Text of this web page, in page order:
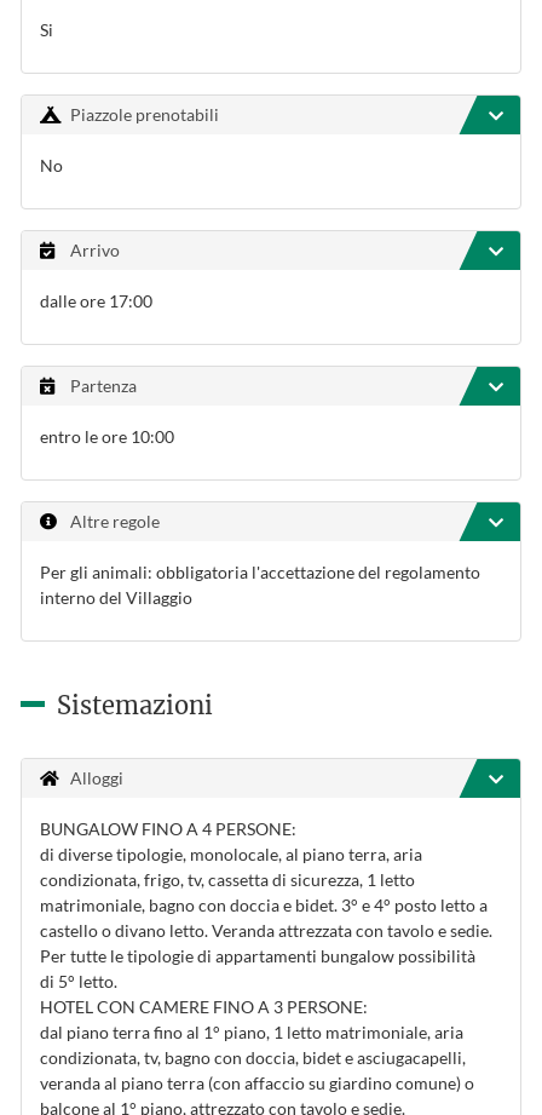
Si
Piazzole prenotabili
No
Arrivo
dalle ore 17:00
Partenza
entro le ore 10:00
Altre regole
Per gli animali: obbligatoria l'accettazione del regolamento
interno del Villaggio
Sistemazioni
Alloggi
BUNGALOW FINO A 4 PERSONE:
di diverse tipologie, monolocale, al piano terra, aria
condizionata, frigo, tv, cassetta di sicurezza, 1 letto
matrimoniale, bagno con doccia e bidet. 3° e 4° posto letto a
castello o divano letto. Veranda attrezzata con tavolo e sedie.
Per tutte le tipologie di appartamenti bungalow possibilità
di 5° letto.
HOTEL CON CAMERE FINO A 3 PERSONE:
dal piano terra fino al 1° piano, 1 letto matrimoniale, aria
condizionata, tv, bagno con doccia, bidet e asciugacapelli,
veranda al piano terra (con affaccio su giardino comune) o
balcone al 1° piano, attrezzato con tavolo e sedie.